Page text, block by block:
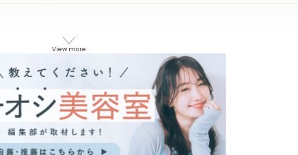
(ビファイン イーハ アヴェダ)
ヘアースペース）
フリュウ)
View more